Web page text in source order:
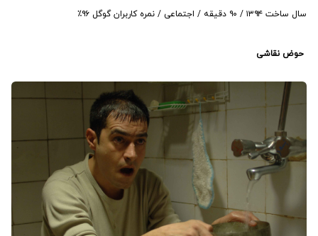
سال ساخت ۱۳۹۴ / ۹۰ دقیقه / اجتماعی / نمره کاربران گوگل ۹۶٪
‏حوض نقاشی